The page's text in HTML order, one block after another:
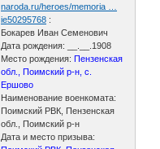
naroda.ru/heroes/memoria …
ie50295768 :
Бокарев Иван Семенович
Дата рождения: __.__.1908
Место рождения:Пензенская
обл., Поимский р-н, с.
Ершово
Наименование военкомата:
Поимский РВК, Пензенская
обл., Поимский р-н
Дата и место призыва: